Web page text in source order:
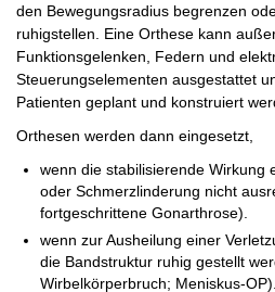
den Bewegungsradius begrenzen
ruhigstellen. Eine Orthese kann
Funktionsgelenken, Federn und
Steuerungselementen ausgestattet
Patienten geplant und konstruiert
Orthesen werden dann eingesetzt,
wenn die stabilisierende Wirkung
oder Schmerzlinderung nicht
fortgeschrittene Gonarthrose).
wenn zur Ausheilung einer
die Bandstruktur ruhig gestellt
Wirbelkörperbruch; Meniskus-OP).